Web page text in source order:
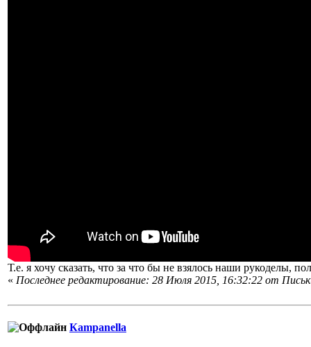
Т.е. я хочу сказать, что за что бы не взялось наши рукоделы,
« Последнее редактирование: 28 Июля 2015, 16:32:22 от
Кampanella